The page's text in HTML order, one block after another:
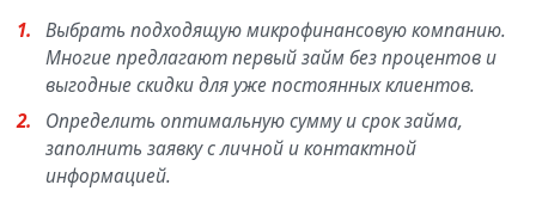
Выбрать подходящую микрофинансовую компанию.
Многие предлагают первый займ без процентов и
выгодные скидки для уже постоянных клиентов.
Определить оптимальную сумму и срок займа,
заполнить заявку с личной и контактной
информацией.